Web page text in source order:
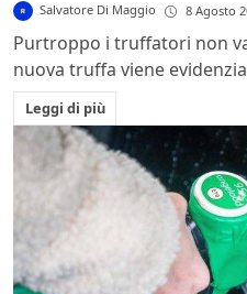
Salvatore Di Maggio 8 Agosto
Purtroppo i truffatori non
nuova truffa viene
Leggi di più